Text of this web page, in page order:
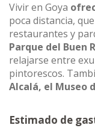
Vivir en Goya
poca distancia,
restaurantes y
Parque del Buen
relajarse entre
pintorescos.
Alcalá, el Museo
Estimado de